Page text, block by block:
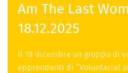
Am The Last
18.12.2025
Il 18 dicembre un gruppo di
apprendenti di “Voluntariat